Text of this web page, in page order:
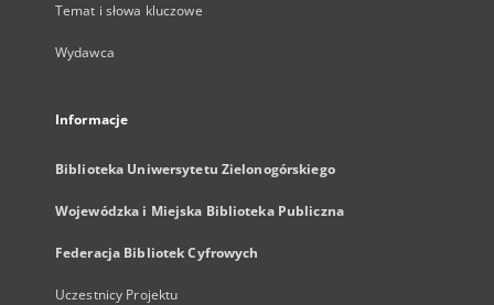
Temat i słowa kluczowe
Wydawca
Informacje
Biblioteka Uniwersytetu Zielonogórskiego
Wojewódzka i Miejska Biblioteka Publiczna
Federacja Bibliotek Cyfrowych
Uczestnicy Projektu